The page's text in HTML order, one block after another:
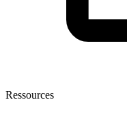
Ressources